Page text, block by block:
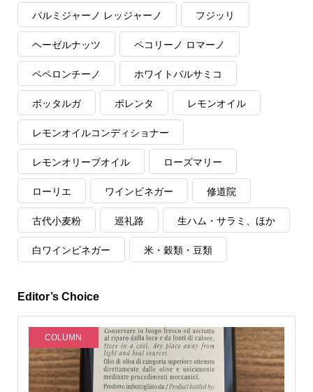
パルミジャーノ レッジャーノ フジッリ
ヘーゼルナッツ ペコリーノ ロマーノ
ペペロンチーノ ホワイトバルサミコ
ボッタルガ ポレンタ レモンオイル
レモンオイルコンディショナー
レモンオリーブオイル ローズマリー
ローリエ ワインビネガー 修道院
古代小麦粉 巡礼路 生ハム・サラミ、ほか
白ワインビネガー 米・穀類・豆類
Editor’s Choice
COLUMN